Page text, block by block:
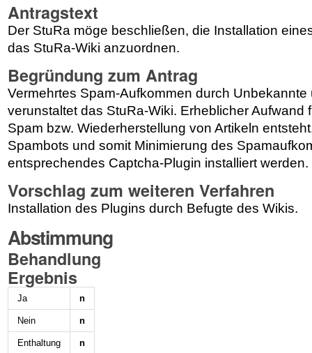
Antragstext
Der StuRa möge beschließen, die Installation
das StuRa-Wiki anzuordnen.
Begründung zum Antrag
Vermehrtes Spam-Aufkommen durch
verunstaltet das StuRa-Wiki. Erheblicher Aufwand
Spam bzw. Wiederherstellung von Artikeln
Spambots und somit Minimierung des
entsprechendes Captcha-Plugin installiert werden.
Vorschlag zum weiteren Verfahren
Installation des Plugins durch Befugte des Wikis.
Abstimmung
Behandlung
Ergebnis
Ja n
Nein n
Enthaltung n